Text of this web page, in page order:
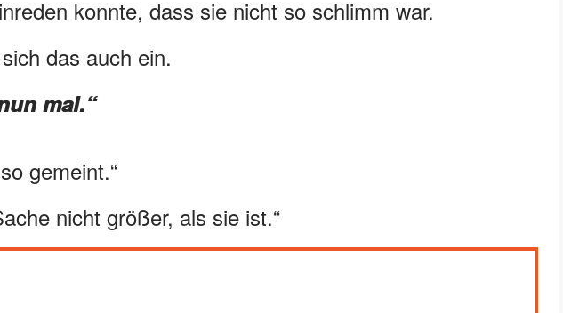
konnte, dass sie nicht so schlimm war.
das auch ein.
mal.“
gemeint.“
nicht größer, als sie ist.“